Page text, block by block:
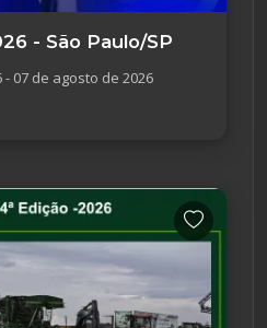
- São Paulo/SP
07 de agosto de 2026